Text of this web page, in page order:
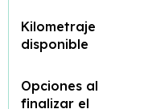
Kilometraje
disponible
Opciones al
finalizar el